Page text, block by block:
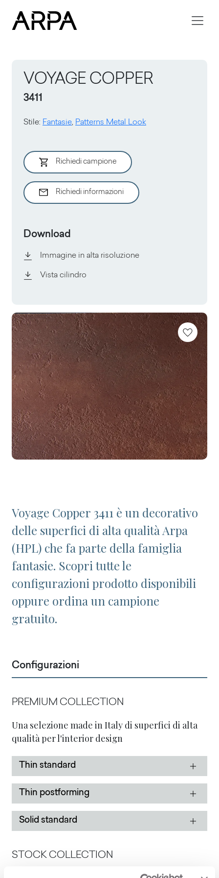
VOYAGE COPPER
3411
Stile: Fantasie, Patterns Metal Look
Richiedi campione
Richiedi informazioni
Download
Immagine in alta risoluzione
Vista cilindro
Voyage Copper 3411 è un decorativo
delle superfici di alta qualità Arpa
(HPL) che fa parte della famiglia
fantasie. Scopri tutte le
configurazioni prodotto disponibili
oppure ordina un campione
gratuito.
Configurazioni
PREMIUM COLLECTION
Una selezione made in Italy di superfici di alta
qualità per l'interior design
Thin standard
Thin postforming
Solid standard
STOCK COLLECTION